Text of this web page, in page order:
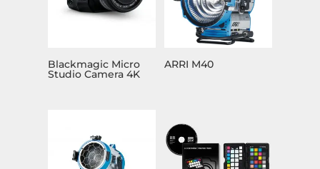
Blackmagic Micro
Studio Camera 4K
ARRI M40